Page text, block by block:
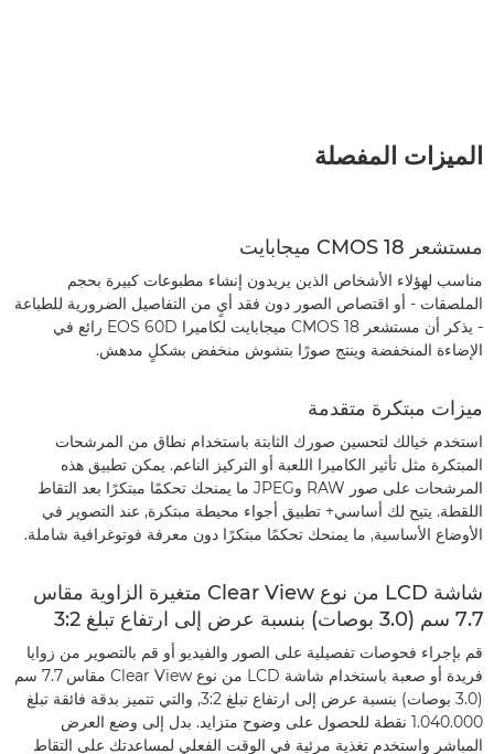
الميزات المفصلة
مستشعر CMOS 18 ميجابايت
مناسب لهؤلاء الأشخاص الذين يريدون إنشاء مطبوعات كبيرة بحجم
الملصقات - أو اقتصاص الصور دون فقد أيٍ من التفاصيل الضرورية للطباعة
- يذكر أن مستشعر CMOS 18 ميجابايت لكاميرا EOS 60D رائع في
الإضاءة المنخفضة وينتج صورًا بتشوش منخفض بشكلٍ مدهش.
ميزات مبتكرة متقدمة
استخدم خيالك لتحسين صورك الثابتة باستخدام نطاق من المرشحات
المبتكرة مثل تأثير الكاميرا اللعبة أو التركيز الناعم. يمكن تطبيق هذه
المرشحات على صور RAW وJPEG ما يمنحك تحكمًا مبتكرًا بعد التقاط
اللقطة. يتيح لك أساسي+ تطبيق أجواء محيطة مبتكرة, عند التصوير في
الأوضاع الأساسية, ما يمنحك تحكمًا مبتكرًا دون معرفة فوتوغرافية شاملة.
شاشة LCD من نوع Clear View متغيرة الزاوية مقاس
7.7 سم (3.0 بوصات) بنسبة عرض إلى ارتفاع تبلغ 3:2
قم بإجراء فحوصات تفصيلية على الصور والفيديو أو قم بالتصوير من زوايا
فريدة أو صعبة باستخدام شاشة LCD من نوع Clear View مقاس 7.7 سم
(3.0 بوصات) بنسبة عرض إلى ارتفاع تبلغ 3:2, والتي تتميز بدقة فائقة تبلغ
1.040.000 نقطة للحصول على وضوح متزايد. بدل إلى وضع العرض
المباشر واستخدم تغذية مرئية في الوقت الفعلي لمساعدتك على التقاط